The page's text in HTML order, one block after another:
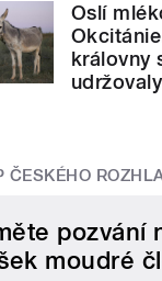
Oslí
královny
ČESKÉHO
pozvání
moudré